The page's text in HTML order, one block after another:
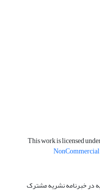
This work is licensed
در خبرنامه نشریه مشترک